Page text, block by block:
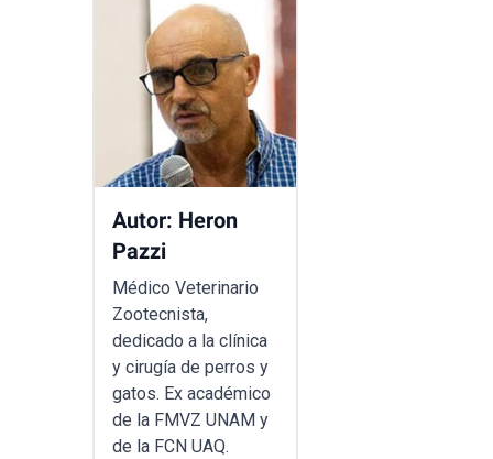
Autor: Heron
Pazzi
Médico Veterinario
Zootecnista,
dedicado a la clínica
y cirugía de perros y
gatos. Ex académico
de la FMVZ UNAM y
de la FCN UAQ.